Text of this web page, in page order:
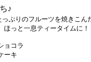
♪
ぷりのフルーツを焼きこん
と一息ティータイムに ！
コラ
キ